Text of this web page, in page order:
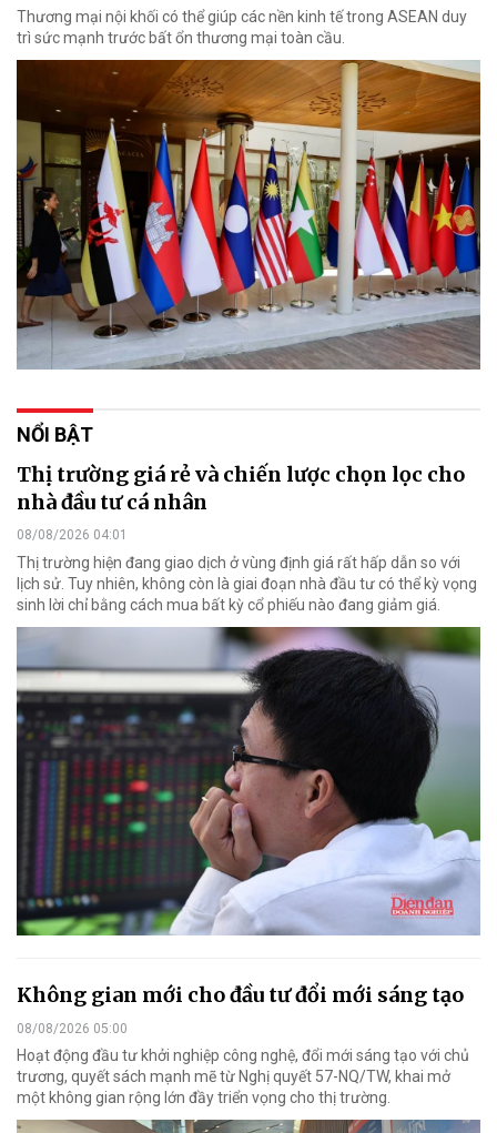
Thương mại nội khối có thể giúp các nền kinh tế trong ASEAN duy
trì sức mạnh trước bất ổn thương mại toàn cầu.
NỔI BẬT
Thị trường giá rẻ và chiến lược chọn lọc cho
nhà đầu tư cá nhân
08/08/2026 04:01
Thị trường hiện đang giao dịch ở vùng định giá rất hấp dẫn so với
lịch sử. Tuy nhiên, không còn là giai đoạn nhà đầu tư có thể kỳ vọng
sinh lời chỉ bằng cách mua bất kỳ cổ phiếu nào đang giảm giá.
Không gian mới cho đầu tư đổi mới sáng tạo
08/08/2026 05:00
Hoạt động đầu tư khởi nghiệp công nghệ, đổi mới sáng tạo với chủ
trương, quyết sách mạnh mẽ từ Nghị quyết 57-NQ/TW, khai mở
một không gian rộng lớn đầy triển vọng cho thị trường.